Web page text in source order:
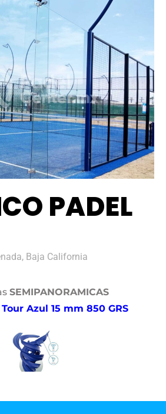
PADEL
Baja California
SEMIPANORAMICAS
Azul 15 mm 850 GRS